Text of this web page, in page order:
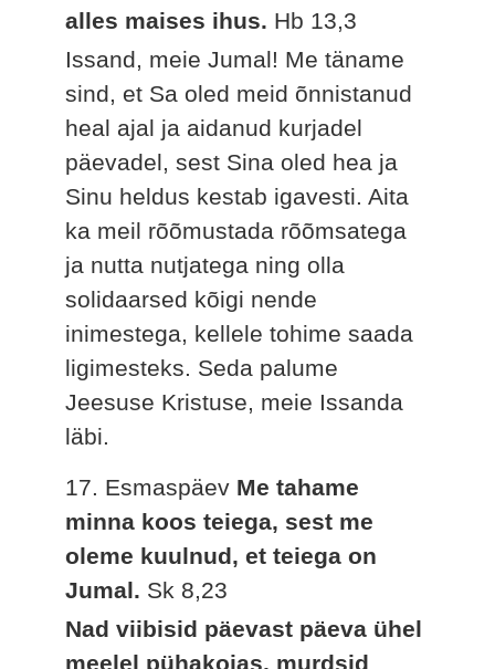
alles maises ihus. Hb 13,3
Issand, meie Jumal! Me täname
sind, et Sa oled meid õnnistanud
heal ajal ja aidanud kurjadel
päevadel, sest Sina oled hea ja
Sinu heldus kestab igavesti. Aita
ka meil rõõmustada rõõmsatega
ja nutta nutjatega ning olla
solidaarsed kõigi nende
inimestega, kellele tohime saada
ligimesteks. Seda palume
Jeesuse Kristuse, meie Issanda
läbi.
17. Esmaspäev Me tahame
minna koos teiega, sest me
oleme kuulnud, et teiega on
Jumal. Sk 8,23
Nad viibisid päevast päeva ühel
meelel pühakojas, murdsid